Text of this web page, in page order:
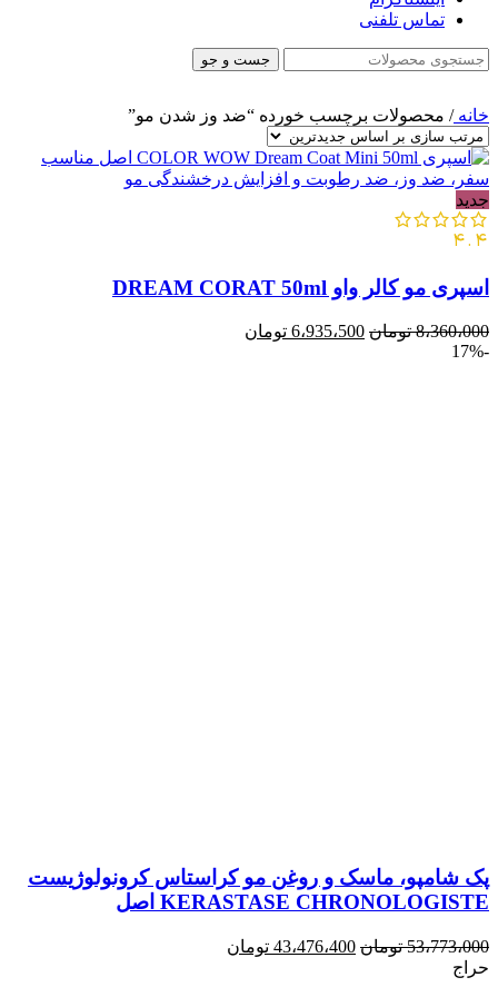
تماس تلفنی
جست و جو
خانه/ محصولات برچسب خورده “ضد وز شدن مو”
جدید
4.4
اسپری مو کالر واو DREAM CORAT 50ml
8،360،000 تومان 6،935،500 تومان
-17%
پک شامپو، ماسک و روغن مو کراستاس کرونولوژیست
KERASTASE CHRONOLOGISTE اصل
53،773،000 تومان 43،476،400 تومان
حراج